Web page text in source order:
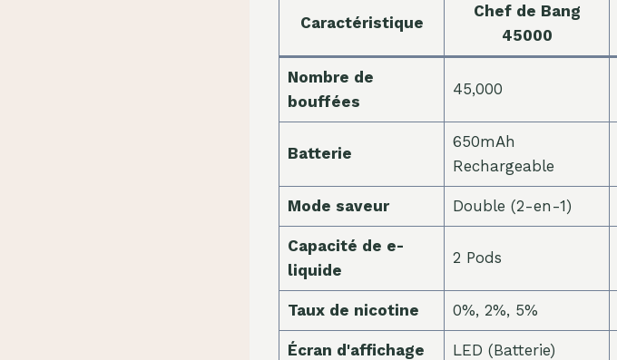
Caractéristique
Chef de Bang
45000
Nombre de
bouffées
45,000
Batterie
650mAh
Rechargeable
Mode saveur Double (2-en-1)
Capacité de e-
liquide
2 Pods
Taux de nicotine 0%, 2%, 5%
Écran d'affichage LED (Batterie)